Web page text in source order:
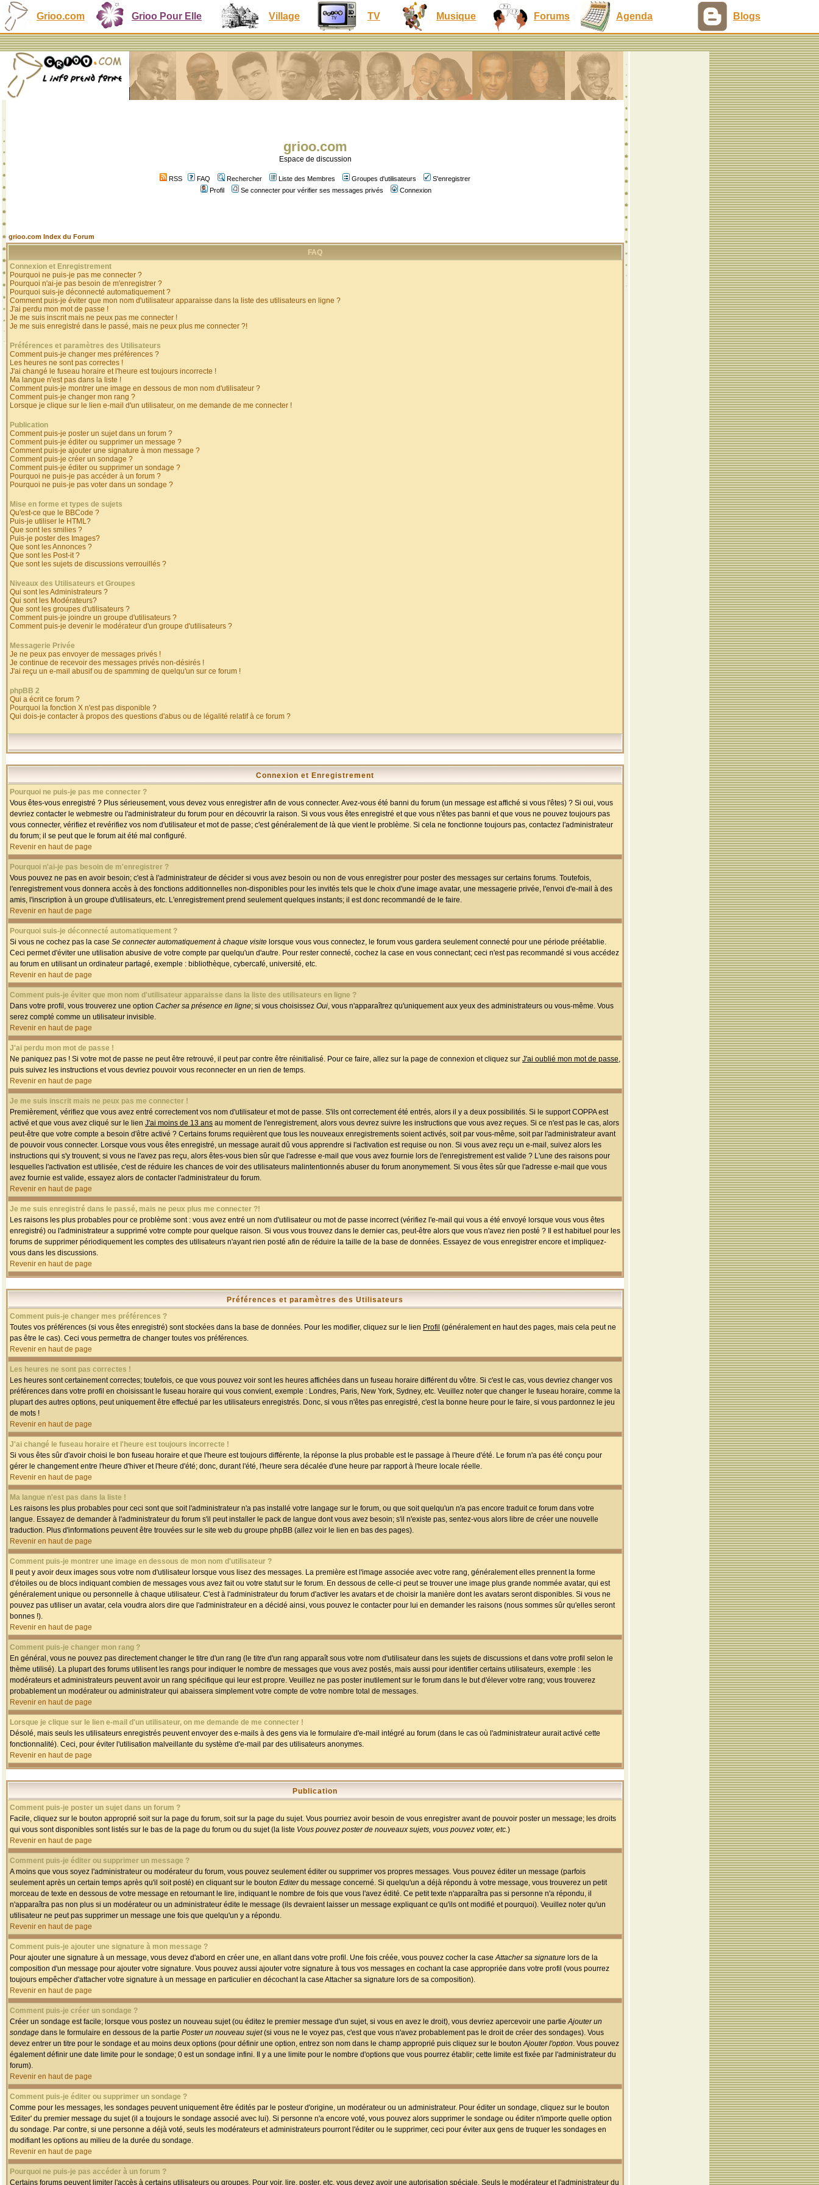
Grioo.com Grioo Pour Elle Village TV Musique Forums Agenda Blogs
grioo.com
Espace de discussion
RSS FAQ Rechercher Liste des Membres Groupes d'utilisateurs
S'enregistrer
Profil
Se connecter pour vérifier ses messages privés Connexion
grioo.com Index du Forum
FAQ
Connexion et Enregistrement
Pourquoi ne puis-je pas me connecter ?
Pourquoi n'ai-je pas besoin de m'enregistrer ?
Pourquoi suis-je déconnecté automatiquement ?
Comment puis-je éviter que mon nom d'utilisateur apparaisse dans la liste des utilisateurs en ligne ?
J'ai perdu mon mot de passe !
Je me suis inscrit mais ne peux pas me connecter !
Je me suis enregistré dans le passé, mais ne peux plus me connecter ?!
Préférences et paramètres des Utilisateurs
Comment puis-je changer mes préférences ?
Les heures ne sont pas correctes !
J'ai changé le fuseau horaire et l'heure est toujours incorrecte !
Ma langue n'est pas dans la liste !
Comment puis-je montrer une image en dessous de mon nom d'utilisateur ?
Comment puis-je changer mon rang ?
Lorsque je clique sur le lien e-mail d'un utilisateur, on me demande de me connecter !
Publication
Comment puis-je poster un sujet dans un forum ?
Comment puis-je éditer ou supprimer un message ?
Comment puis-je ajouter une signature à mon message ?
Comment puis-je créer un sondage ?
Comment puis-je éditer ou supprimer un sondage ?
Pourquoi ne puis-je pas accéder à un forum ?
Pourquoi ne puis-je pas voter dans un sondage ?
Mise en forme et types de sujets
Qu'est-ce que le BBCode ?
Puis-je utiliser le HTML?
Que sont les smilies ?
Puis-je poster des Images?
Que sont les Annonces ?
Que sont les Post-it ?
Que sont les sujets de discussions verrouillés ?
Niveaux des Utilisateurs et Groupes
Qui sont les Administrateurs ?
Qui sont les Modérateurs?
Que sont les groupes d'utilisateurs ?
Comment puis-je joindre un groupe d'utilisateurs ?
Comment puis-je devenir le modérateur d'un groupe d'utilisateurs ?
Messagerie Privée
Je ne peux pas envoyer de messages privés !
Je continue de recevoir des messages privés non-désirés !
J'ai reçu un e-mail abusif ou de spamming de quelqu'un sur ce forum !
phpBB 2
Qui a écrit ce forum ?
Pourquoi la fonction X n'est pas disponible ?
Qui dois-je contacter à propos des questions d'abus ou de légalité relatif à ce forum ?
Connexion et Enregistrement
Pourquoi ne puis-je pas me connecter ?
Vous êtes-vous enregistré ? Plus sérieusement, vous devez vous enregistrer afin de vous connecter. Avez-vous été banni du forum (un message est affiché si vous l'êtes) ? Si oui, vous
devriez contacter le webmestre ou l'administrateur du forum pour en découvrir la raison. Si vous vous êtes enregistré et que vous n'êtes pas banni et que vous ne pouvez toujours pas
vous connecter, vérifiez et revérifiez vos nom d'utilisateur et mot de passe; c'est généralement de là que vient le problème. Si cela ne fonctionne toujours pas, contactez l'administrateur
du forum; il se peut que le forum ait été mal configuré.
Revenir en haut de page
Pourquoi n'ai-je pas besoin de m'enregistrer ?
Vous pouvez ne pas en avoir besoin; c'est à l'administrateur de décider si vous avez besoin ou non de vous enregistrer pour poster des messages sur certains forums. Toutefois,
l'enregistrement vous donnera accès à des fonctions additionnelles non-disponibles pour les invités tels que le choix d'une image avatar, une messagerie privée, l'envoi d'e-mail à des
amis, l'inscription à un groupe d'utilisateurs, etc. L'enregistrement prend seulement quelques instants; il est donc recommandé de le faire.
Revenir en haut de page
Pourquoi suis-je déconnecté automatiquement ?
Si vous ne cochez pas la case Se connecter automatiquement à chaque visite lorsque vous vous connectez, le forum vous gardera seulement connecté pour une période préétablie.
Ceci permet d'éviter une utilisation abusive de votre compte par quelqu'un d'autre. Pour rester connecté, cochez la case en vous connectant; ceci n'est pas recommandé si vous accédez
au forum en utilisant un ordinateur partagé, exemple : bibliothèque, cybercafé, université, etc.
Revenir en haut de page
Comment puis-je éviter que mon nom d'utilisateur apparaisse dans la liste des utilisateurs en ligne ?
Dans votre profil, vous trouverez une option Cacher sa présence en ligne; si vous choisissez Oui, vous n'apparaîtrez qu'uniquement aux yeux des administrateurs ou vous-même. Vous
serez compté comme un utilisateur invisible.
Revenir en haut de page
J'ai perdu mon mot de passe !
Ne paniquez pas ! Si votre mot de passe ne peut être retrouvé, il peut par contre être réinitialisé. Pour ce faire, allez sur la page de connexion et cliquez sur J'ai oublié mon mot de passe,
puis suivez les instructions et vous devriez pouvoir vous reconnecter en un rien de temps.
Revenir en haut de page
Je me suis inscrit mais ne peux pas me connecter !
Premièrement, vérifiez que vous avez entré correctement vos nom d'utilisateur et mot de passe. S'ils ont correctement été entrés, alors il y a deux possibilités. Si le support COPPA est
activé et que vous avez cliqué sur le lien J'ai moins de 13 ans au moment de l'enregistrement, alors vous devrez suivre les instructions que vous avez reçues. Si ce n'est pas le cas, alors
peut-être que votre compte a besoin d'être activé ? Certains forums requièrent que tous les nouveaux enregistrements soient activés, soit par vous-même, soit par l'administrateur avant
de pouvoir vous connecter. Lorsque vous vous êtes enregistré, un message aurait dû vous apprendre si l'activation est requise ou non. Si vous avez reçu un e-mail, suivez alors les
instructions qui s'y trouvent; si vous ne l'avez pas reçu, alors êtes-vous bien sûr que l'adresse e-mail que vous avez fournie lors de l'enregistrement est valide ? L'une des raisons pour
lesquelles l'activation est utilisée, c'est de réduire les chances de voir des utilisateurs malintentionnés abuser du forum anonymement. Si vous êtes sûr que l'adresse e-mail que vous
avez fournie est valide, essayez alors de contacter l'administrateur du forum.
Revenir en haut de page
Je me suis enregistré dans le passé, mais ne peux plus me connecter ?!
Les raisons les plus probables pour ce problème sont : vous avez entré un nom d'utilisateur ou mot de passe incorrect (vérifiez l'e-mail qui vous a été envoyé lorsque vous vous êtes
enregistré) ou l'administrateur a supprimé votre compte pour quelque raison. Si vous vous trouvez dans le dernier cas, peut-être alors que vous n'avez rien posté ? Il est habituel pour les
forums de supprimer périodiquement les comptes des utilisateurs n'ayant rien posté afin de réduire la taille de la base de données. Essayez de vous enregistrer encore et impliquez-
vous dans les discussions.
Revenir en haut de page
Préférences et paramètres des Utilisateurs
Comment puis-je changer mes préférences ?
Toutes vos préférences (si vous êtes enregistré) sont stockées dans la base de données. Pour les modifier, cliquez sur le lien Profil (généralement en haut des pages, mais cela peut ne
pas être le cas). Ceci vous permettra de changer toutes vos préférences.
Revenir en haut de page
Les heures ne sont pas correctes !
Les heures sont certainement correctes; toutefois, ce que vous pouvez voir sont les heures affichées dans un fuseau horaire différent du vôtre. Si c'est le cas, vous devriez changer vos
préférences dans votre profil en choisissant le fuseau horaire qui vous convient, exemple : Londres, Paris, New York, Sydney, etc. Veuillez noter que changer le fuseau horaire, comme la
plupart des autres options, peut uniquement être effectué par les utilisateurs enregistrés. Donc, si vous n'êtes pas enregistré, c'est la bonne heure pour le faire, si vous pardonnez le jeu
de mots !
Revenir en haut de page
J'ai changé le fuseau horaire et l'heure est toujours incorrecte !
Si vous êtes sûr d'avoir choisi le bon fuseau horaire et que l'heure est toujours différente, la réponse la plus probable est le passage à l'heure d'été. Le forum n'a pas été conçu pour
gérer le changement entre l'heure d'hiver et l'heure d'été; donc, durant l'été, l'heure sera décalée d'une heure par rapport à l'heure locale réelle.
Revenir en haut de page
Ma langue n'est pas dans la liste !
Les raisons les plus probables pour ceci sont que soit l'administrateur n'a pas installé votre langage sur le forum, ou que soit quelqu'un n'a pas encore traduit ce forum dans votre
langue. Essayez de demander à l'administrateur du forum s'il peut installer le pack de langue dont vous avez besoin; s'il n'existe pas, sentez-vous alors libre de créer une nouvelle
traduction. Plus d'informations peuvent être trouvées sur le site web du groupe phpBB (allez voir le lien en bas des pages).
Revenir en haut de page
Comment puis-je montrer une image en dessous de mon nom d'utilisateur ?
Il peut y avoir deux images sous votre nom d'utilisateur lorsque vous lisez des messages. La première est l'image associée avec votre rang, généralement elles prennent la forme
d'étoiles ou de blocs indiquant combien de messages vous avez fait ou votre statut sur le forum. En dessous de celle-ci peut se trouver une image plus grande nommée avatar, qui est
généralement unique ou personnelle à chaque utilisateur. C'est à l'administrateur du forum d'activer les avatars et de choisir la manière dont les avatars seront disponibles. Si vous ne
pouvez pas utiliser un avatar, cela voudra alors dire que l'administrateur en a décidé ainsi, vous pouvez le contacter pour lui en demander les raisons (nous sommes sûr qu'elles seront
bonnes !).
Revenir en haut de page
Comment puis-je changer mon rang ?
En général, vous ne pouvez pas directement changer le titre d'un rang (le titre d'un rang apparaît sous votre nom d'utilisateur dans les sujets de discussions et dans votre profil selon le
thème utilisé). La plupart des forums utilisent les rangs pour indiquer le nombre de messages que vous avez postés, mais aussi pour identifier certains utilisateurs, exemple : les
modérateurs et administrateurs peuvent avoir un rang spécifique qui leur est propre. Veuillez ne pas poster inutilement sur le forum dans le but d'élever votre rang; vous trouverez
probablement un modérateur ou administrateur qui abaissera simplement votre compte de votre nombre total de messages.
Revenir en haut de page
Lorsque je clique sur le lien e-mail d'un utilisateur, on me demande de me connecter !
Désolé, mais seuls les utilisateurs enregistrés peuvent envoyer des e-mails à des gens via le formulaire d'e-mail intégré au forum (dans le cas où l'administrateur aurait activé cette
fonctionnalité). Ceci, pour éviter l'utilisation malveillante du système d'e-mail par des utilisateurs anonymes.
Revenir en haut de page
Publication
Comment puis-je poster un sujet dans un forum ?
Facile, cliquez sur le bouton approprié soit sur la page du forum, soit sur la page du sujet. Vous pourriez avoir besoin de vous enregistrer avant de pouvoir poster un message; les droits
qui vous sont disponibles sont listés sur le bas de la page du forum ou du sujet (la liste Vous pouvez poster de nouveaux sujets, vous pouvez voter, etc.)
Revenir en haut de page
Comment puis-je éditer ou supprimer un message ?
A moins que vous soyez l'administrateur ou modérateur du forum, vous pouvez seulement éditer ou supprimer vos propres messages. Vous pouvez éditer un message (parfois
seulement après un certain temps après qu'il soit posté) en cliquant sur le bouton Editerdu message concerné. Si quelqu'un a déjà répondu à votre message, vous trouverez un petit
morceau de texte en dessous de votre message en retournant le lire, indiquant le nombre de fois que vous l'avez édité. Ce petit texte n'apparaîtra pas si personne n'a répondu, il
n'apparaîtra pas non plus si un modérateur ou un administrateur édite le message (ils devraient laisser un message expliquant ce qu'ils ont modifié et pourquoi). Veuillez noter qu'un
utilisateur ne peut pas supprimer un message une fois que quelqu'un y a répondu.
Revenir en haut de page
Comment puis-je ajouter une signature à mon message ?
Pour ajouter une signature à un message, vous devez d'abord en créer une, en allant dans votre profil. Une fois créée, vous pouvez cocher la caseAttacher sa signature lors de la
composition d'un message pour ajouter votre signature. Vous pouvez aussi ajouter votre signature à tous vos messages en cochant la case appropriée dans votre profil (vous pourrez
toujours empêcher d'attacher votre signature à un message en particulier en décochant la case Attacher sa signature lors de sa composition).
Revenir en haut de page
Comment puis-je créer un sondage ?
Créer un sondage est facile; lorsque vous postez un nouveau sujet (ou éditez le premier message d'un sujet, si vous en avez le droit), vous devriez apercevoir une partieAjouter un
sondage dans le formulaire en dessous de la partie Poster un nouveau sujet(si vous ne le voyez pas, c'est que vous n'avez probablement pas le droit de créer des sondages). Vous
devez entrer un titre pour le sondage et au moins deux options (pour définir une option, entrez son nom dans le champ approprié puis cliquez sur le boutonAjouter l'option. Vous pouvez
également définir une date limite pour le sondage; 0 est un sondage infini. Il y a une limite pour le nombre d'options que vous pourrez établir; cette limite est fixée par l'administrateur du
forum).
Revenir en haut de page
Comment puis-je éditer ou supprimer un sondage ?
Comme pour les messages, les sondages peuvent uniquement être édités par le posteur d'origine, un modérateur ou un administrateur. Pour éditer un sondage, cliquez sur le bouton
'Editer' du premier message du sujet (il a toujours le sondage associé avec lui). Si personne n'a encore voté, vous pouvez alors supprimer le sondage ou éditer n'importe quelle option
du sondage. Par contre, si une personne a déjà voté, seuls les modérateurs et administrateurs pourront l'éditer ou le supprimer, ceci pour éviter aux gens de truquer les sondages en
modifiant les options au milieu de la durée du sondage.
Revenir en haut de page
Pourquoi ne puis-je pas accéder à un forum ?
Certains forums peuvent limiter l'accès à certains utilisateurs ou groupes. Pour voir, lire, poster, etc. vous devez avoir une autorisation spéciale. Seuls le modérateur et l'administrateur du